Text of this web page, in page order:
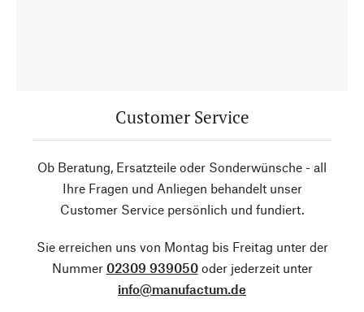
Customer Service
Ob Beratung, Ersatzteile oder Sonderwünsche - all
Ihre Fragen und Anliegen behandelt unser
Customer Service persönlich und fundiert.
Sie erreichen uns von Montag bis Freitag unter der
Nummer 02309 939050oder jederzeit unter
info@manufactum.de